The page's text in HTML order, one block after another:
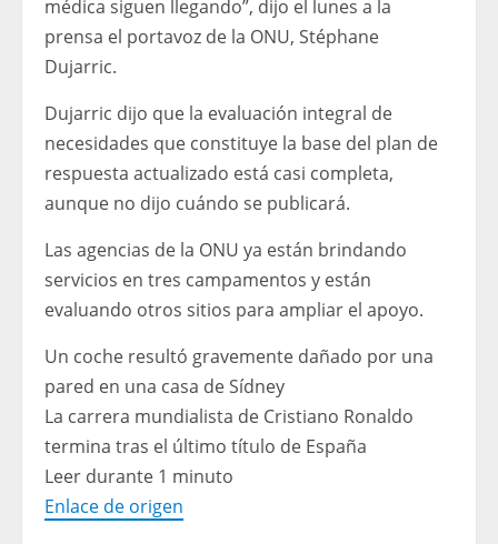
médica siguen llegando”, dijo el lunes a la
prensa el portavoz de la ONU, Stéphane
Dujarric.
Dujarric dijo que la evaluación integral de
necesidades que constituye la base del plan de
respuesta actualizado está casi completa,
aunque no dijo cuándo se publicará.
Las agencias de la ONU ya están brindando
servicios en tres campamentos y están
evaluando otros sitios para ampliar el apoyo.
Un coche resultó gravemente dañado por una
pared en una casa de Sídney
La carrera mundialista de Cristiano Ronaldo
termina tras el último título de España
Leer durante 1 minuto
Enlace de origen